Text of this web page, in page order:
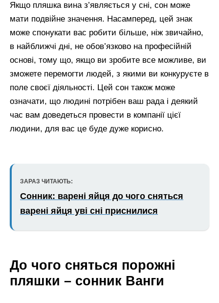
Якщо пляшка вина з’являється у сні, сон може
мати подвійне значення. Насамперед, цей знак
може спонукати вас робити більше, ніж звичайно,
в найближчі дні, не обов’язково на професійній
основі, тому що, якщо ви зробите все можливе, ви
зможете перемогти людей, з якими ви конкуруєте в
поле своєї діяльності. Цей сон також може
означати, що людині потрібен ваш рада і деякий
час вам доведеться провести в компанії цієї
людини, для вас це буде дуже корисно.
ЗАРАЗ ЧИТАЮТЬ:
Сонник: варені яйця до чого сняться
варені яйця уві сні приснилися
До чого сняться порожні
пляшки – сонник Ванги